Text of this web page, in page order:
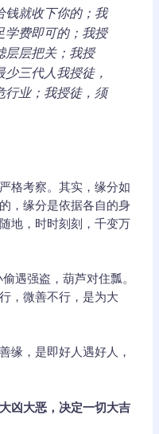
钱就收下你的；我
学费即可的；我授
层层把关；我授
三代人我授徒，
行业；我授徒，须
格考察。其实，缘分如
，缘分是依据各自的身
地，时时刻刻，千变万
遇强盗，葫芦对住瓢。
，微善不行，是为大
缘，是即好人遇好人，
凶大恶，决定一切大吉